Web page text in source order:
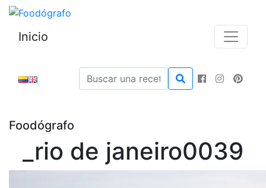
Inicio
Foodógrafo
_rio de janeiro0039